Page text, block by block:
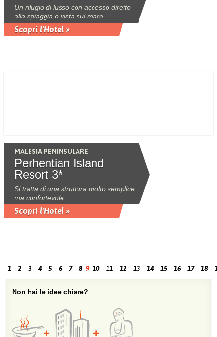
Un rifugio di lusso con accesso diretto
alla spiaggia e vista sul mare
Scopri l'Hotel »
MALESIA PENINSULARE
Perhentian Island
Resort 3*
Si tratta di una struttura molto semplice
ma confortevole
Scopri l'Hotel »
1 2 3 4 5 6 7 8 9 10 11 12 13 14 15 16 17 18
Non hai le idee chiare?